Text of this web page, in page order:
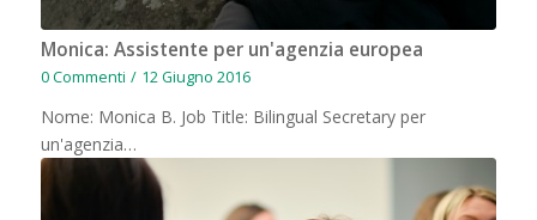
Monica: Assistente per un'agenzia europea
0 Commenti / 12 Giugno 2016
Nome: Monica B. Job Title: Bilingual Secretary per
un'agenzia…